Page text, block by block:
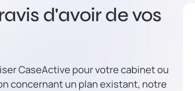
d'avoir de vos
CaseActive pour votre cabinet ou
concernant un plan existant, notre